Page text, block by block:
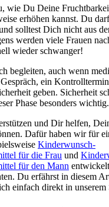
wie Du Deine
erhöhen kannst. Du
solltest Dich nicht aus
werden viele Frauen
wieder schwanger!
begleiten, auch wenn
ein
geben. Sicherheit
Phase besonders wichtig.
und Dir helfen,
Dafür haben wir für
Kinderwunsch-
für die Frau und
für den Mann
Du erfährst in diesem
einfach direkt in unserem